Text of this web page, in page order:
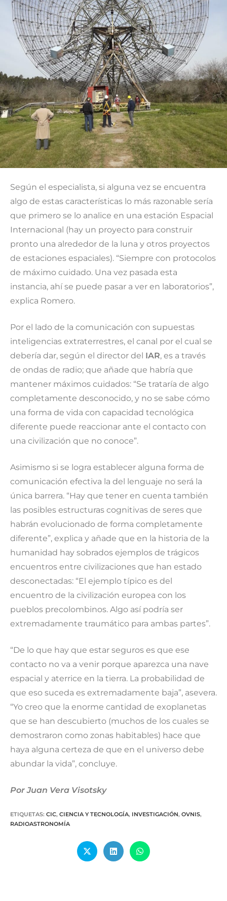
Según el especialista, si alguna vez se encuentra
algo de estas características lo más razonable sería
que primero se lo analice en una estación Espacial
Internacional (hay un proyecto para construir
pronto una alrededor de la luna y otros proyectos
de estaciones espaciales). “Siempre con protocolos
de máximo cuidado. Una vez pasada esta
instancia, ahí se puede pasar a ver en laboratorios”,
explica Romero.
Por el lado de la comunicación con supuestas
inteligencias extraterrestres, el canal por el cual se
debería dar, según el director del IAR, es a través
de ondas de radio; que añade que habría que
mantener máximos cuidados: “Se trataría de algo
completamente desconocido, y no se sabe cómo
una forma de vida con capacidad tecnológica
diferente puede reaccionar ante el contacto con
una civilización que no conoce”.
Asimismo si se logra establecer alguna forma de
comunicación efectiva la del lenguaje no será la
única barrera. “Hay que tener en cuenta también
las posibles estructuras cognitivas de seres que
habrán evolucionado de forma completamente
diferente”, explica y añade que en la historia de la
humanidad hay sobrados ejemplos de trágicos
encuentros entre civilizaciones que han estado
desconectadas: “El ejemplo típico es del
encuentro de la civilización europea con los
pueblos precolombinos. Algo así podría ser
extremadamente traumático para ambas partes”.
“De lo que hay que estar seguros es que ese
contacto no va a venir porque aparezca una nave
espacial y aterrice en la tierra. La probabilidad de
que eso suceda es extremadamente baja”, asevera.
“Yo creo que la enorme cantidad de exoplanetas
que se han descubierto (muchos de los cuales se
demostraron como zonas habitables) hace que
haya alguna certeza de que en el universo debe
abundar la vida”, concluye.
Por Juan Vera Visotsky
ETIQUETAS: CIC, CIENCIA Y TECNOLOGÍA, INVESTIGACIÓN, OVNIS,
RADIOASTRONOMÍA